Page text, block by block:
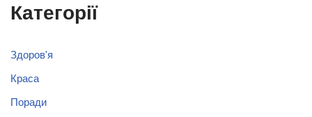
Категорії
Здоров'я
Краса
Поради